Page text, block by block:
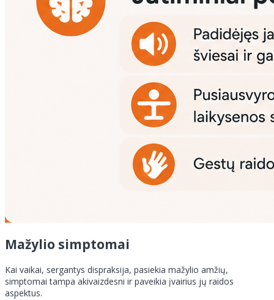
Mažylio simptomai
Kai vaikai, sergantys dispraksija, pasiekia mažylio amžių,
simptomai tampa akivaizdesni ir paveikia įvairius jų raidos
aspektus.